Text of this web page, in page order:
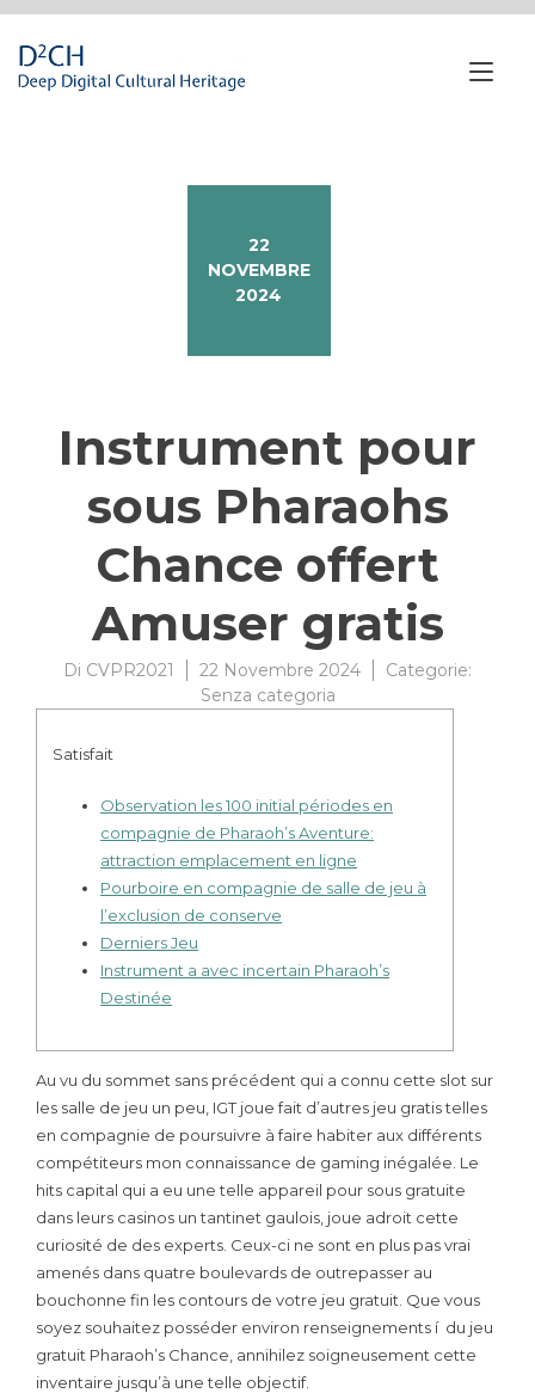
contenuto
22
NOVEMBRE
2024
Instrument pour
sous Pharaohs
Chance offert
Amuser gratis
Di CVPR2021 22 Novembre 2024
Categorie:
Senza categoria
Satisfait
Observation les 100 initial périodes en
compagnie de Pharaoh’s Aventure:
attraction emplacement en ligne
Pourboire en compagnie de salle de jeu à
l’exclusion de conserve
Derniers Jeu
Instrument a avec incertain Pharaoh’s
Destinée
Au vu du sommet sans précédent qui a connu cette slot sur
les salle de jeu un peu, IGT joue fait d’autres jeu gratis telles
en compagnie de poursuivre à faire habiter aux différents
compétiteurs mon connaissance de gaming inégalée. Le
hits capital qui a eu une telle appareil pour sous gratuite
dans leurs casinos un tantinet gaulois, joue adroit cette
curiosité de des experts. Ceux-ci ne sont en plus pas vrai
amenés dans quatre boulevards de outrepasser au
bouchonne fin les contours de votre jeu gratuit. Que vous
soyez souhaitez posséder environ renseignements í du jeu
gratuit Pharaoh’s Chance, annihilez soigneusement cette
inventaire jusqu’à une telle objectif.